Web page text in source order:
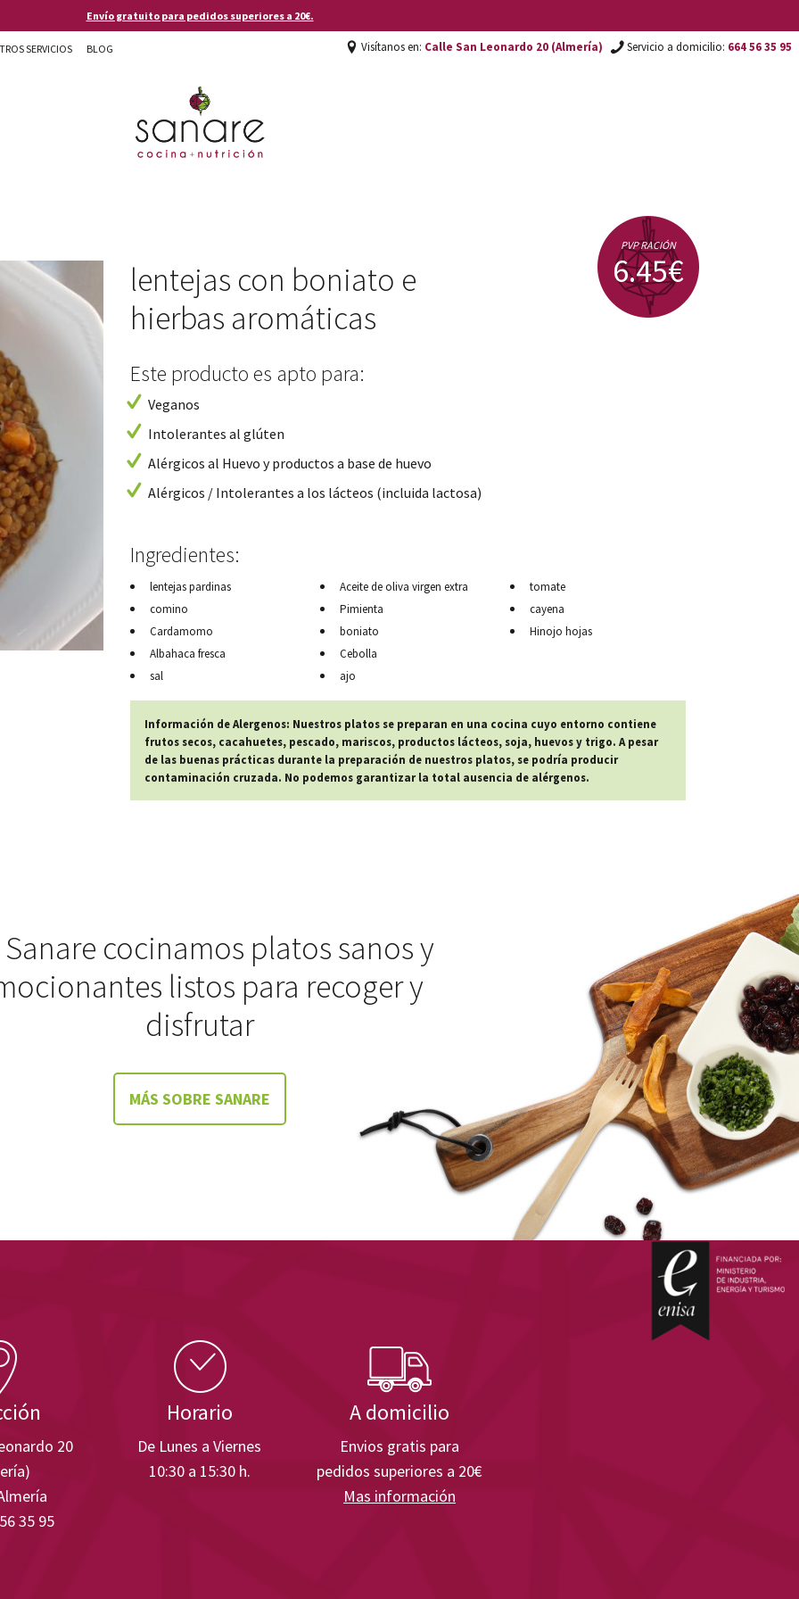
Envío gratuito para pedidos superiores a 20€.
SERVICIOS BLOG Visítanos en: Calle San Leonardo 20 (Almería) Servicio a domicilio: 664 56 35 95
lentejas con boniato e
hierbas aromáticas
Este producto es apto para:
Veganos
Intolerantes al glúten
Alérgicos al Huevo y productos a base de huevo
Alérgicos / Intolerantes a los lácteos (incluida lactosa)
Ingredientes:
lentejas pardinas
comino
Cardamomo
Albahaca fresca
sal
Aceite de oliva virgen extra
Pimienta
boniato
Cebolla
ajo
tomate
cayena
Hinojo hojas
Información de Alergenos: Nuestros platos se preparan en una cocina cuyo entorno contiene
frutos secos, cacahuetes, pescado, mariscos, productos lácteos, soja, huevos y trigo. A pesar
de las buenas prácticas durante la preparación de nuestros platos, se podría producir
contaminación cruzada. No podemos garantizar la total ausencia de alérgenos.
PVP RACIÓN
6.45€
Sanare cocinamos platos sanos y
listos para recoger y
disfrutar
MÁS SOBRE SANARE
20
35 95
Horario
De Lunes a Viernes
10:30 a 15:30 h.
A domicilio
Envios gratis para
pedidos superiores a 20€
Mas información